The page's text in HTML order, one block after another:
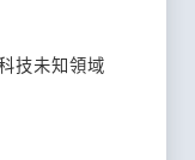
技未知領域